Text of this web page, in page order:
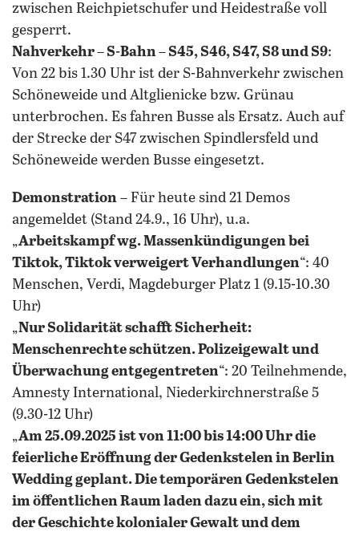
zwischen Reichpietschufer und Heidestraße voll
gesperrt.
Nahverkehr– S-Bahn– S45, S46, S47, S8 und S9:
Von 22 bis 1.30 Uhr ist der S-Bahnverkehr zwischen
Schöneweide und Altglienicke bzw. Grünau
unterbrochen. Es fahren Busse als Ersatz. Auch auf
der Strecke der S47 zwischen Spindlersfeld und
Schöneweide werden Busse eingesetzt.
Demonstration – Für heute sind 21 Demos
angemeldet (Stand 24.9., 16 Uhr), u.a.
„Arbeitskampf wg. Massenkündigungen bei
Tiktok, Tiktok verweigert Verhandlungen“: 40
Menschen, Verdi, Magdeburger Platz 1 (9.15-10.30
Uhr)
„Nur Solidarität schafft Sicherheit:
Menschenrechte schützen. Polizeigewalt und
Überwachung entgegentreten“: 20 Teilnehmende,
Amnesty International, Niederkirchnerstraße 5
(9.30-12 Uhr)
„Am 25.09.2025 ist von 11:00 bis 14:00 Uhr die
feierliche Eröffnung der Gedenkstelen in Berlin
Wedding geplant. Die temporären Gedenkstelen
im öffentlichen Raum laden dazu ein, sich mit
der Geschichte kolonialer Gewalt und dem